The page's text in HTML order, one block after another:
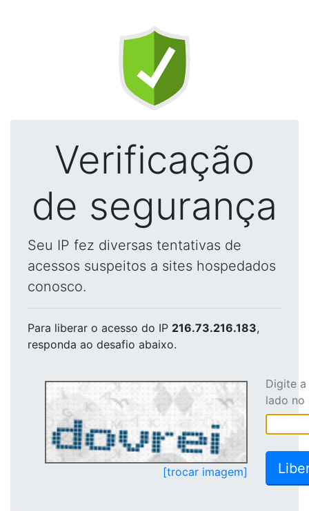
Verificação
de segurança
Seu IP fez diversas tentativas de
acessos suspeitos a sites hospedados
conosco.
Para liberar o acesso do IP 216.73.216.183,
responda ao desafio abaixo.
[trocar imagem]
Digite
lado no